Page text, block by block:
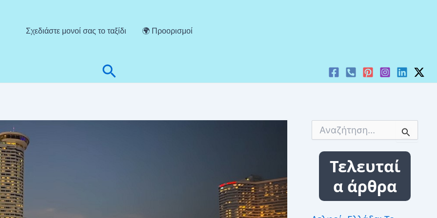
Σχεδιάστε μονοί σας το ταξίδι 🌍 Προορισμοί
Αναζήτηση
Τελευταί
α άρθρα